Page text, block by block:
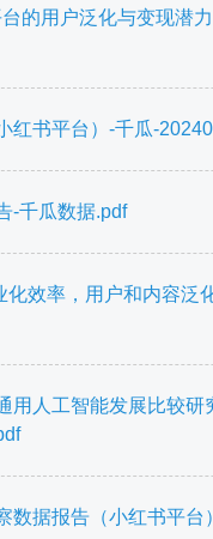
的用户泛化与变现潜
红书平台）-千瓜-
-千瓜数据.pdf
效率，用户和内容泛
用人工智能发展比较研
数据报告（小红书平台